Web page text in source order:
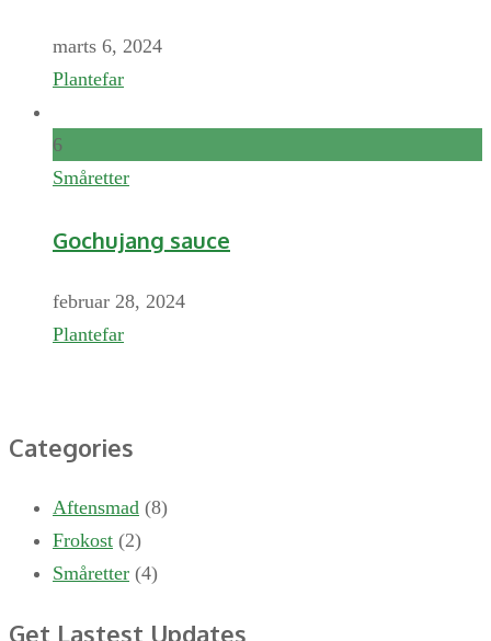
marts 6, 2024
Plantefar
6
Småretter
Gochujang sauce
februar 28, 2024
Plantefar
Categories
Aftensmad (8)
Frokost (2)
Småretter (4)
Get Lastest Updates